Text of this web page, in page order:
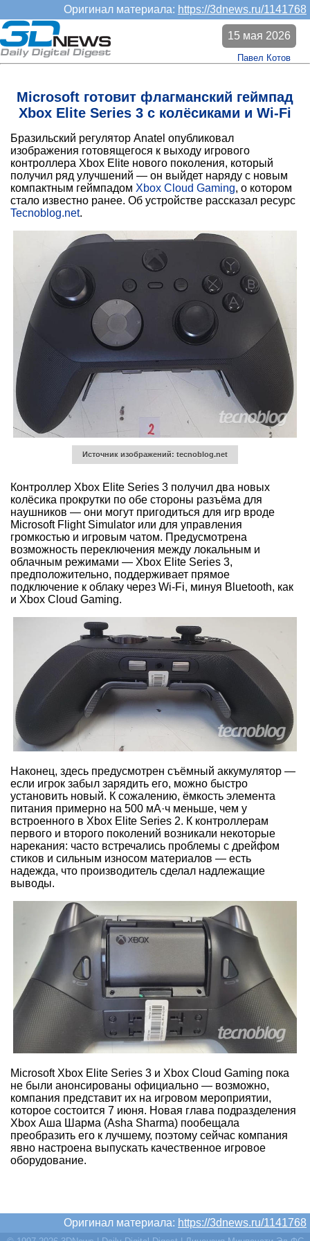
Оригинал материала: https://3dnews.ru/1141768
Microsoft готовит флагманский геймпад
Xbox Elite Series 3 с колёсиками и Wi-Fi
15 мая 2026
Павел Котов
Бразильский регулятор Anatel опубликовал
изображения готовящегося к выходу игрового
контроллера Xbox Elite нового поколения, который
получил ряд улучшений — он выйдет наряду с новым
компактным геймпадом Xbox Cloud Gaming, о котором
стало известно ранее. Об устройстве рассказал ресурс
Tecnoblog.net.
Источник изображений: tecnoblog.net
Контроллер Xbox Elite Series 3 получил два новых
колёсика прокрутки по обе стороны разъёма для
наушников — они могут пригодиться для игр вроде
Microsoft Flight Simulator или для управления
громкостью и игровым чатом. Предусмотрена
возможность переключения между локальным и
облачным режимами — Xbox Elite Series 3,
предположительно, поддерживает прямое
подключение к облаку через Wi-Fi, минуя Bluetooth, как
и Xbox Cloud Gaming.
Наконец, здесь предусмотрен съёмный аккумулятор —
если игрок забыл зарядить его, можно быстро
установить новый. К сожалению, ёмкость элемента
питания примерно на 500 мА·ч меньше, чем у
встроенного в Xbox Elite Series 2. К контроллерам
первого и второго поколений возникали некоторые
нарекания: часто встречались проблемы с дрейфом
стиков и сильным износом материалов — есть
надежда, что производитель сделал надлежащие
выводы.
Microsoft Xbox Elite Series 3 и Xbox Cloud Gaming пока
не были анонсированы официально — возможно,
компания представит их на игровом мероприятии,
которое состоится 7 июня. Новая глава подразделения
Xbox Аша Шарма (Asha Sharma) пообещала
преобразить его к лучшему, поэтому сейчас компания
явно настроена выпускать качественное игровое
оборудование.
Оригинал материала: https://3dnews.ru/1141768